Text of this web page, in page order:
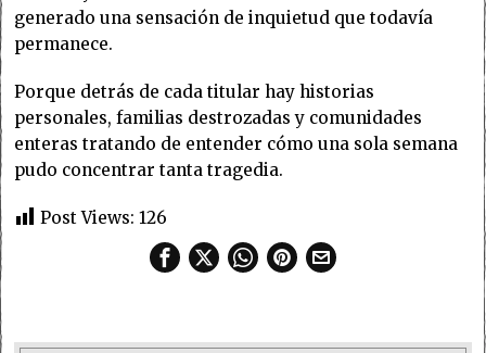
generado una sensación de inquietud que todavía
permanece.
Porque detrás de cada titular hay historias
personales, familias destrozadas y comunidades
enteras tratando de entender cómo una sola semana
pudo concentrar tanta tragedia.
Post Views: 126